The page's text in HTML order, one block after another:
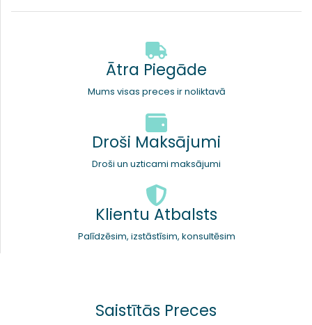
Ātra Piegāde
Mums visas preces ir noliktavā
Droši Maksājumi
Droši un uzticami maksājumi
Klientu Atbalsts
Palīdzēsim, izstāstīsim, konsultēsim
Saistītās Preces